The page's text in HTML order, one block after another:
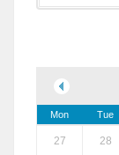
Mon Tue
27 28